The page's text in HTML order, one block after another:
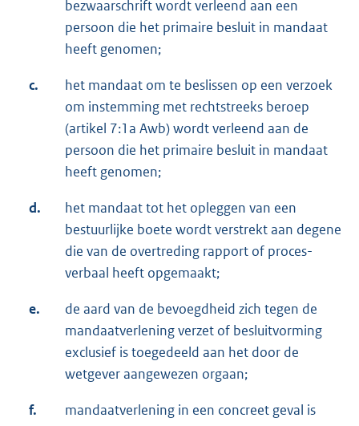
bezwaarschrift wordt verleend aan een
persoon die het primaire besluit in mandaat
heeft genomen;
c.
het mandaat om te beslissen op een verzoek
om instemming met rechtstreeks beroep
(artikel 7:1a Awb) wordt verleend aan de
persoon die het primaire besluit in mandaat
heeft genomen;
d.
het mandaat tot het opleggen van een
bestuurlijke boete wordt verstrekt aan degene
die van de overtreding rapport of proces-
verbaal heeft opgemaakt;
e.
de aard van de bevoegdheid zich tegen de
mandaatverlening verzet of besluitvorming
exclusief is toegedeeld aan het door de
wetgever aangewezen orgaan;
f.
mandaatverlening in een concreet geval is